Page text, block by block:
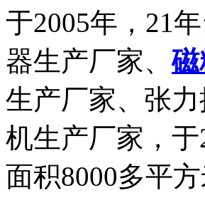
于2005年，21
器生产厂家、
生产厂家、张
机生产厂家，
面积8000多平